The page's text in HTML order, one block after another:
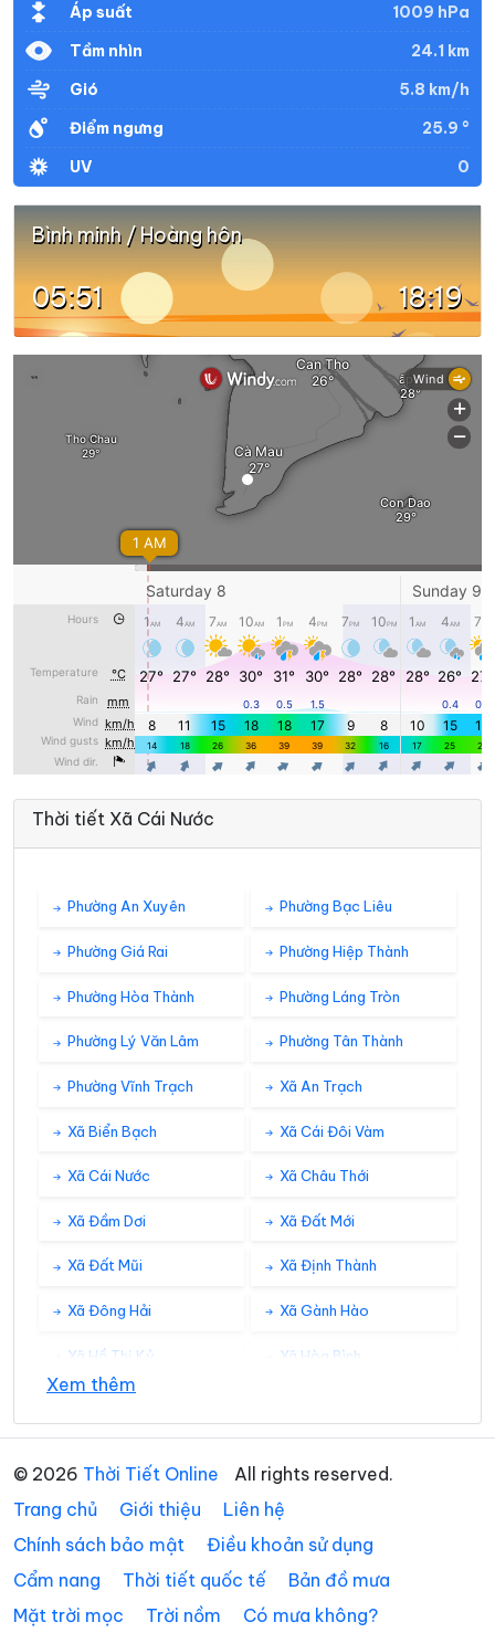
Áp suất
1009 hPa
Tầm nhìn
24.1 km
Gió
5.8 km/h
Điểm ngưng
25.9 °
UV
0
Bình minh / Hoàng hôn
05:51 18:19
Thời tiết Xã Cái Nước
Phường An Xuyên Phường Bạc Liêu
Phường Giá Rai Phường Hiệp Thành
Phường Hòa Thành Phường Láng Tròn
Phường Lý Văn Lâm Phường Tân Thành
Phường Vĩnh Trạch Xã An Trạch
Xã Biển Bạch Xã Cái Đôi Vàm
Xã Cái Nước Xã Châu Thới
Xã Đầm Dơi Xã Đất Mới
Xã Đất Mũi Xã Định Thành
Xã Đông Hải Xã Gành Hào
Xã Hồ Thị Kỷ Xã Hòa Bình
Xã Khánh Hưng
Xã Khánh Lâm Xã Long Điền
Xã Lương Thế Trân Xã Nguyễn Phích
Xã Nguyễn Việt Khái Xã Ninh Quới
Xem thêm
© 2026 Thời Tiết Online
All rights reserved.
Trang chủ
Giới thiệu
Liên hệ
Chính sách bảo mật
Điều khoản sử dụng
Cẩm nang
Thời tiết quốc tế
Bản đồ mưa
Mặt trời mọc
Trời nồm Có mưa không?